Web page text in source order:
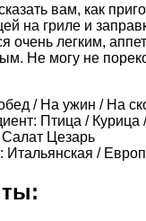
вам, как
на гриле и
очень легким,
Не могу не
/ На ужин / На
Птица / Курица
Цезарь
Итальянская /